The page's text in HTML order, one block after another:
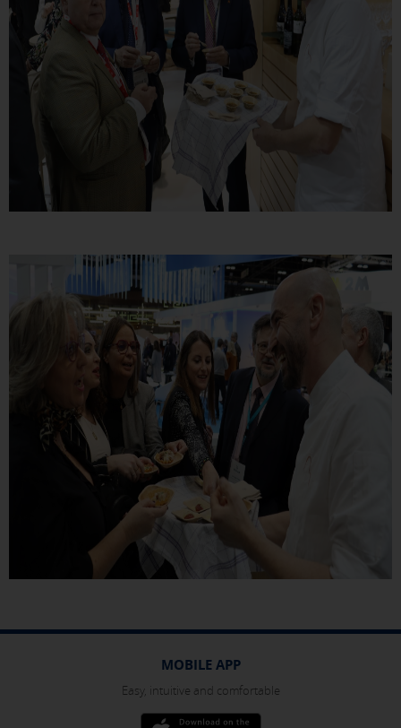
MOBILE APP
Easy, intuitive and comfortable
Click here to disable optional cookies
You can reconfigure your cookies from the "Cookies policy" section at
the bottom of the page. You can also check our